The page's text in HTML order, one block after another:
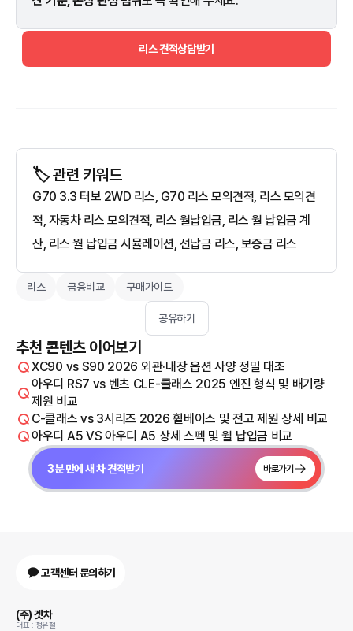
리스 견적상담받기
🏷️ 관련 키워드
G70 3.3 터보 2WD 리스, G70 리스 모의견적, 리스 모의견
적, 자동차 리스 모의견적, 리스 월납입금, 리스 월 납입금 계
산, 리스 월 납입금 시뮬레이션, 선납금 리스, 보증금 리스
리스 금융비교 구매가이드
공유하기
추천 콘텐츠 이어보기
XC90 vs S90 2026 외관·내장 옵션 사양 정밀 대조
아우디 RS7 vs 벤츠 CLE-클래스 2025 엔진 형식 및 배기량
제원 비교
C-클래스 vs 3시리즈 2026 휠베이스 및 전고 제원 상세 비교
아우디 A5 VS 아우디 A5 상세 스펙 및 월 납입금 비교
3분 만에 새 차 견적받기 바로가기
고객센터 문의하기
(주) 겟차
대표 : 정유철